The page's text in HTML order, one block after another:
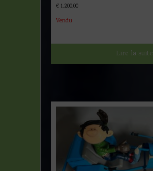
€ 1.200,00
Vendu
Lire la suite